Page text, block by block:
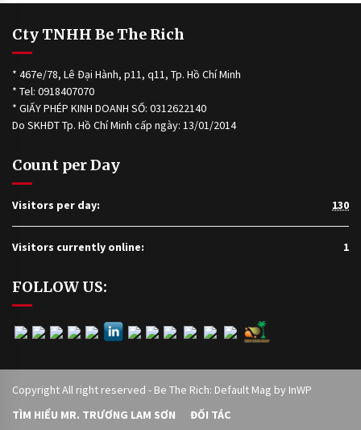
Cty TNHH Be The Rich
* 467e/78, Lê Đại Hành, p11, q11, Tp. Hồ Chí Minh
* Tel: 0918407070
* GIẤY PHÉP KINH DOANH SỐ: 0312622140
Do SKHĐT Tp. Hồ Chí Minh cấp ngày: 13/01/2014
Count per Day
130
Visitors per day:
1
Visitors currently online:
FOLLOW US:
Copyright All right reserved - Be The Rich: Default Mag by InWP
TÌM HIỂU MR. TRƯƠNG LAM SƠN
ĐỐI TÁC